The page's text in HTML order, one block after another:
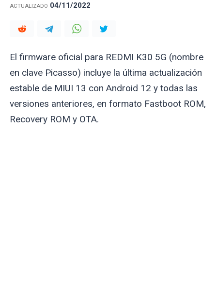
ACTUALIZADO 04/11/2022
El firmware oficial para REDMI K30 5G (nombre
en clave Picasso) incluye la última actualización
estable de MIUI 13 con Android 12 y todas las
versiones anteriores, en formato Fastboot ROM,
Recovery ROM y OTA.